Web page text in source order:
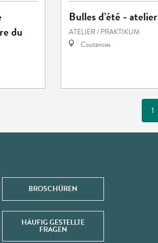
du
Bulles d’été -
ATELIER / PRAKTIKUM
Coutances
1
BROSCHÜREN
HÄUFIG GESTELLTE
FRAGEN